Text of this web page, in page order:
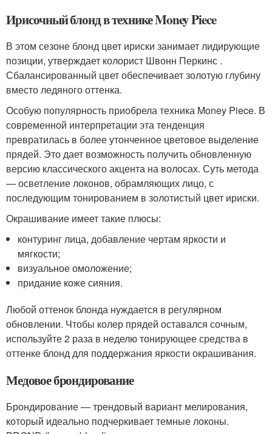
Ирисочный блонд в технике Money Piece
В этом сезоне блонд цвет ириски занимает лидирующие
позиции, утверждает колорист Швонн Перкинс .
Сбалансированный цвет обеспечивает золотую глубину
вместо ледяного оттенка.
Особую популярность приобрела техника Money Piece. В
современной интерпретации эта тенденция
превратилась в более утонченное цветовое выделение
прядей. Это дает возможность получить обновленную
версию классического акцента на волосах. Суть метода
— осветление локонов, обрамляющих лицо, с
последующим тонированием в золотистый цвет ириски.
Окрашивание имеет такие плюсы:
контуринг лица, добавление чертам яркости и
мягкости;
визуальное омоложение;
придание коже сияния.
Любой оттенок блонда нуждается в регулярном
обновлении. Чтобы колер прядей оставался сочным,
используйте 2 раза в неделю тонирующее средства в
оттенке блонд для поддержания яркости окрашивания.
Медовое брондирование
Брондирование — трендовый вариант мелирования,
который идеально подчеркивает темные локоны.